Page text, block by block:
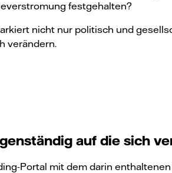
festgehalten?
nicht nur politisch und
verändern.
auf die sich
Portal mit dem darin